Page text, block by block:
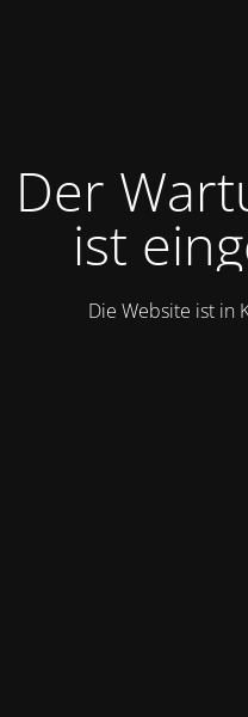
Der
ist
Die Website ist in